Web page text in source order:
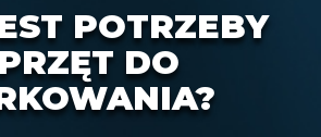
POTRZEBY
DO